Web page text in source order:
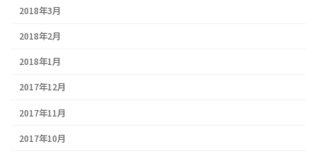
2018年3月
2018年2月
2018年1月
2017年12月
2017年11月
2017年10月